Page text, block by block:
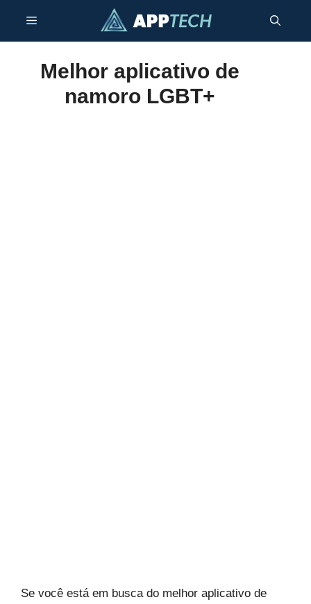
o
Menu
Melhor aplicativo de
namoro LGBT+
Se você está em busca do melhor aplicativo de